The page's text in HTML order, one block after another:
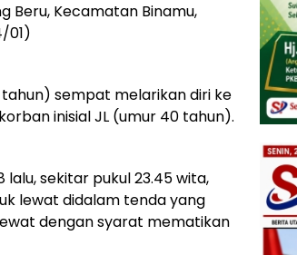
Beru, Kecamatan Binamu,
01)
sempat melarikan diri ke
inisial JL (umur 40 tahun).
sekitar pukul 23.45 wita,
lewat didalam tenda yang
dengan syarat mematikan